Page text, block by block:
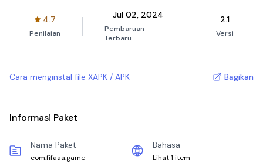
4.7
Penilaian
Jul 02, 2024
Pembaruan
Terbaru
2.1
Versi
Cara menginstal file XAPK / APK Bagikan
Informasi Paket
Nama Paket
com.fifaaa.game
Bahasa
Lihat 1 item